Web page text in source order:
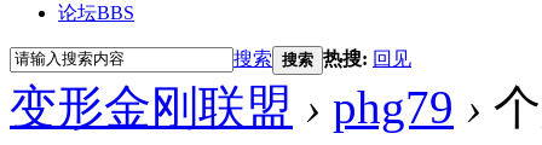
论坛BBS
搜索 搜索 热搜: 回见
变形金刚联盟 › phg79 ›